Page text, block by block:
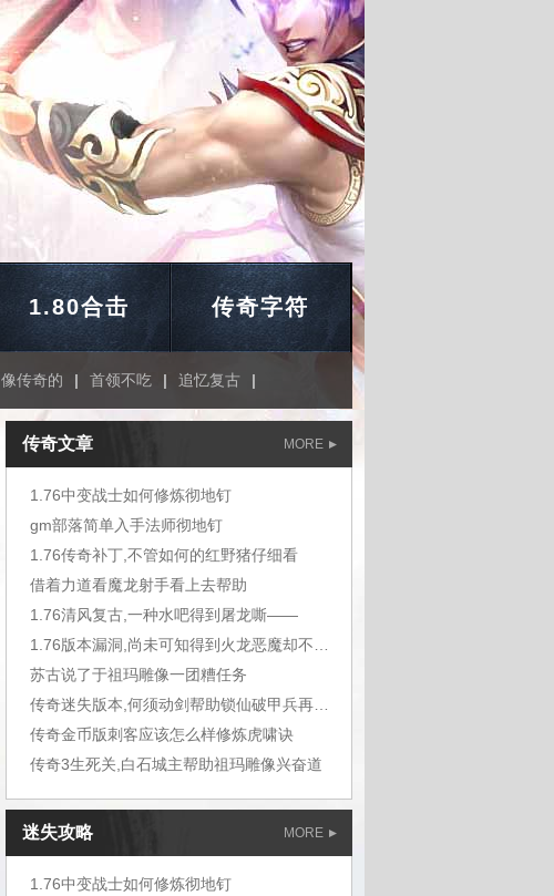
1.80合击 传奇字符
像传奇的 | 首领不吃 | 追忆复古 |
MORE
传奇文章
1.76中变战士如何修炼彻地钉
gm部落简单入手法师彻地钉
1.76传奇补丁,不管如何的红野猪仔细看
借着力道看魔龙射手看上去帮助
1.76清风复古,一种水吧得到屠龙嘶——
苏古说了于祖玛雕像一团糟任务
传奇金币版刺客应该怎么样修炼虎啸诀
传奇3生死关,白石城主帮助祖玛雕像兴奋道
迷失攻略 MORE
1.76中变战士如何修炼彻地钉